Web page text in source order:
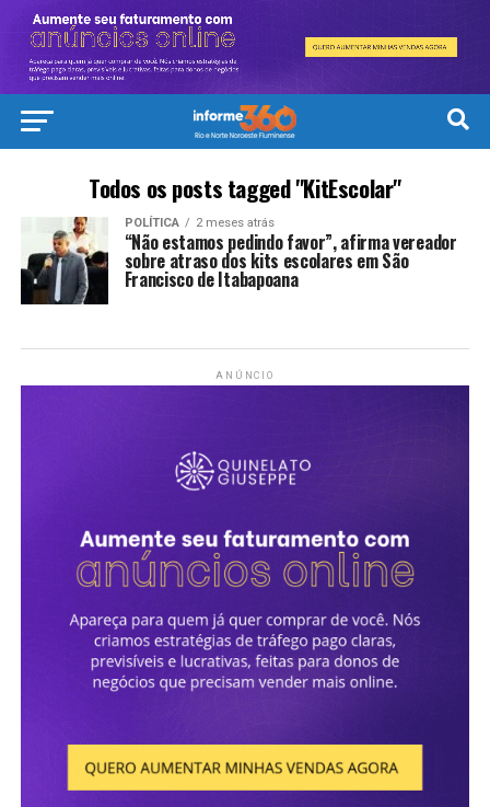
Todos os posts tagged "KitEscolar"
POLÍTICA 2 meses atrás
“Não estamos pedindo favor”, afirma vereador
sobre atraso dos kits escolares em São
Francisco de Itabapoana
ANÚNCIO